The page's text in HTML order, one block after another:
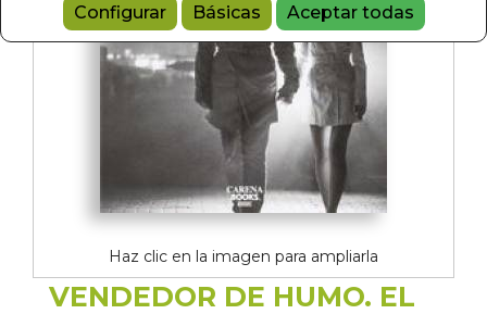
Configurar
Básicas Aceptar todas
Haz clic en la imagen para ampliarla
VENDEDOR DE HUMO. EL